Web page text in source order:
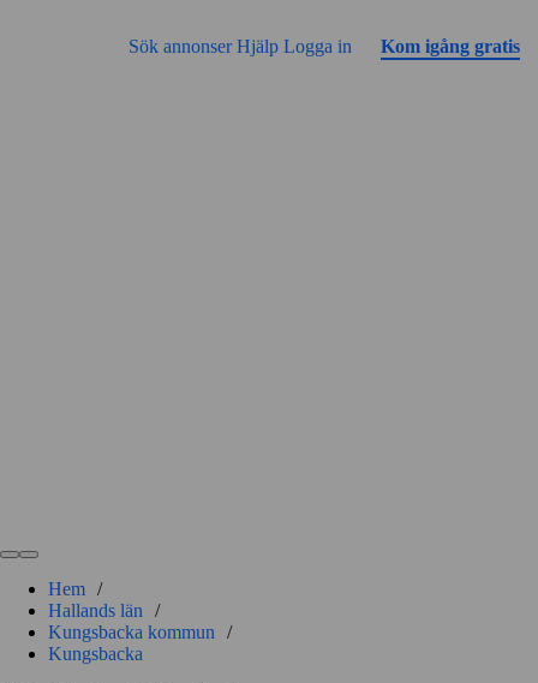
Sök annonserHjälp Logga in Kom igång gratis
Hem /
Hallands län
/
Kungsbacka kommun
/
Kungsbacka